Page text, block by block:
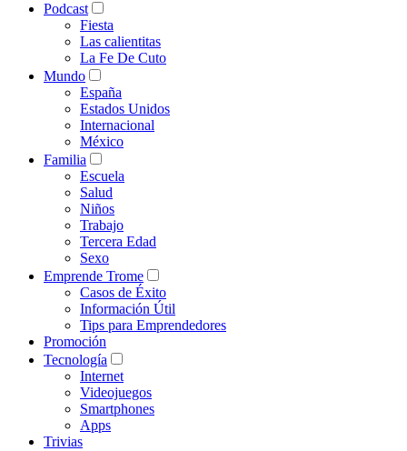
Podcast
Fiesta
Las calientitas
La Fe De Cuto
Mundo
España
Estados Unidos
Internacional
México
Familia
Escuela
Salud
Niños
Trabajo
Tercera Edad
Sexo
Emprende Trome
Casos de Éxito
Información Útil
Tips para Emprendedores
Promoción
Tecnología
Internet
Videojuegos
Smartphones
Apps
Trivias